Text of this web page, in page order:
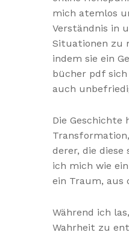
mich atemlos
Verständnis in
Situationen zu
indem sie ein
bücher pdf
auch
Die
derer, die
ich mich wie
ein Traum, aus
Während ich
Wahrheit zu